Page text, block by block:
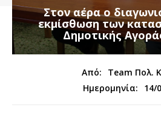
Στον αέρα ο
εκμίσθωση των
Δημοτικής
Από:
Team Πολ.
Ημερομηνία:
14/